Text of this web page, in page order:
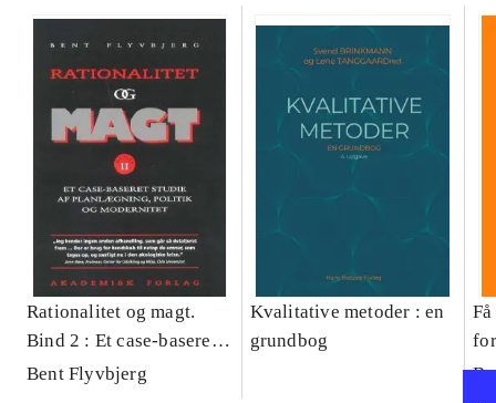
Rationalitet og magt.
Bind 2 : Et case-baseret
studie af planlægning,
Bent Flyvbjerg
Kvalitative metoder : en
grundbog